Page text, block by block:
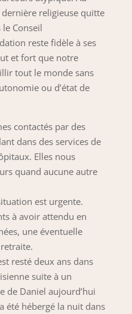
religieuse quitte
Conseil
reste fidèle à ses
et fort que notre
tout le monde sans
ou d’état de
contactés par des
dans des services de
Elles nous
quand aucune autre
est urgente.
à avoir attendu en
une éventuelle
resté deux ans dans
suite à un
de Daniel aujourd’hui
été hébergé la nuit dans